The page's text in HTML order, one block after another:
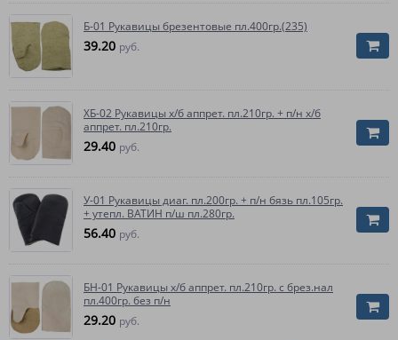
Б-01 Рукавицы брезентовые пл.400гр.(235)
39.20 руб.
ХБ-02 Рукавицы х/б аппрет. пл.210гр. + п/н х/б
аппрет. пл.210гр.
29.40 руб.
У-01 Рукавицы диаг. пл.200гр. + п/н бязь пл.105гр.
+ утепл. ВАТИН п/ш пл.280гр.
56.40 руб.
БН-01 Рукавицы х/б аппрет. пл.210гр. с брез.нал
пл.400гр. без п/н
29.20 руб.